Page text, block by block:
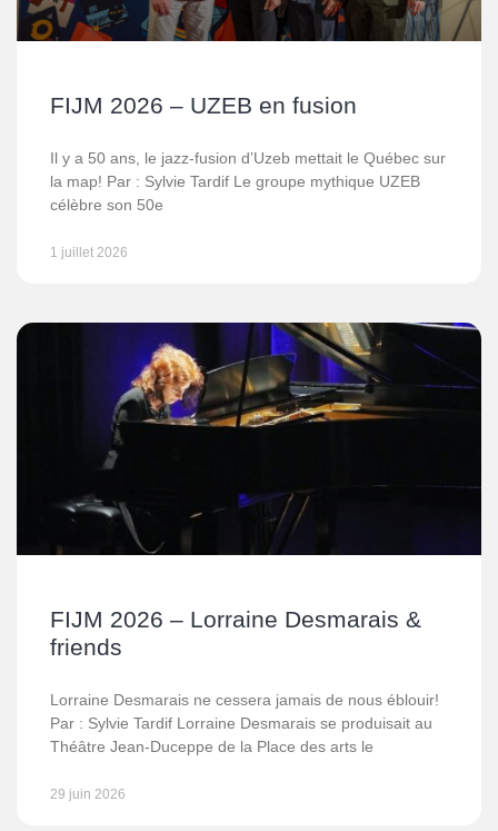
FIJM 2026 – UZEB en fusion
Il y a 50 ans, le jazz-fusion d’Uzeb mettait le Québec sur
la map! Par : Sylvie Tardif Le groupe mythique UZEB
célèbre son 50e
1 juillet 2026
FIJM 2026 – Lorraine Desmarais &
friends
Lorraine Desmarais ne cessera jamais de nous éblouir!
Par : Sylvie Tardif Lorraine Desmarais se produisait au
Théâtre Jean-Duceppe de la Place des arts le
29 juin 2026